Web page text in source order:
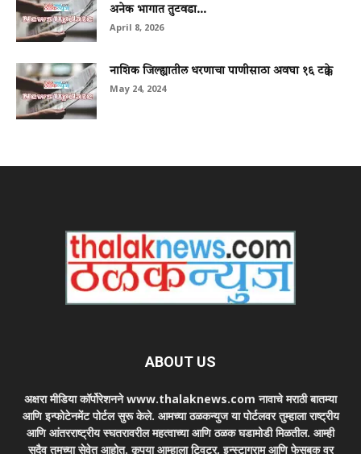
अनेक भागात तुटवडा...
April 8, 2026
नाशिक जिल्ह्यातील धरणाचा पाणीसाठा अवघा १६ टक्के
May 24, 2024
ABOUT US
अक्षरा मीडिया कॉर्पोरेशनने www.thalaknews.com नावाचे मराठी बातम्या
आणि इन्फोटेनमेंट पोर्टल सुरू केले. आमच्या ठळकन्युज या पोर्टलवर तुम्हाला राष्ट्रीय
आणि आंतरराष्ट्रीय स्घतरावरील महत्वाच्या आणि ठळक घडामोडी मिळतील. आम्ही
सदैव तुमच्या सेवेत आहोत. कृपया आम्हाला ट्विटर, इन्स्टाग्राम आणि फेसबुक वर